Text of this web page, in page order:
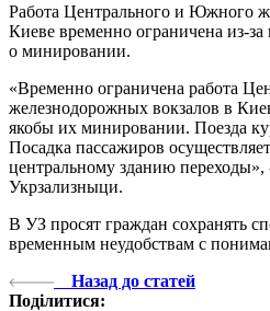
Работа Центрального и Южного
Киеве временно ограничена из-
о минировании.
«Временно ограничена работа
железнодорожных вокзалов в
якобы их минировании. Поезда
Посадка пассажиров
центральному зданию переходы»,
Укрзализныци.
В УЗ просят граждан сохранять
временным неудобствам с
Назад до статей
Поділитися: